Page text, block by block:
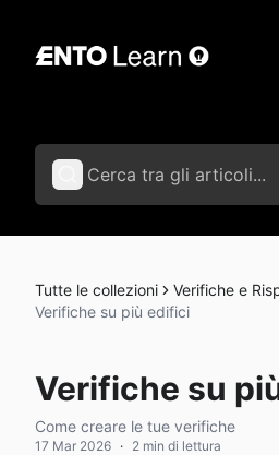
Italiano
Tutte le collezioni
Verifiche e
Verifiche su più edifici
Verifiche su
Come creare le tue verifiche
17 Mar 2026 · 2 min di lettura